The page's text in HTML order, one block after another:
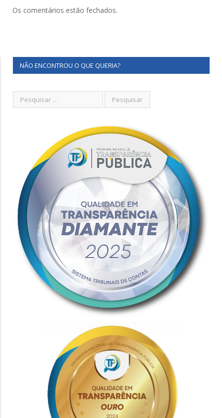
Os comentários estão fechados.
NÃO ENCONTROU O QUE QUERIA?